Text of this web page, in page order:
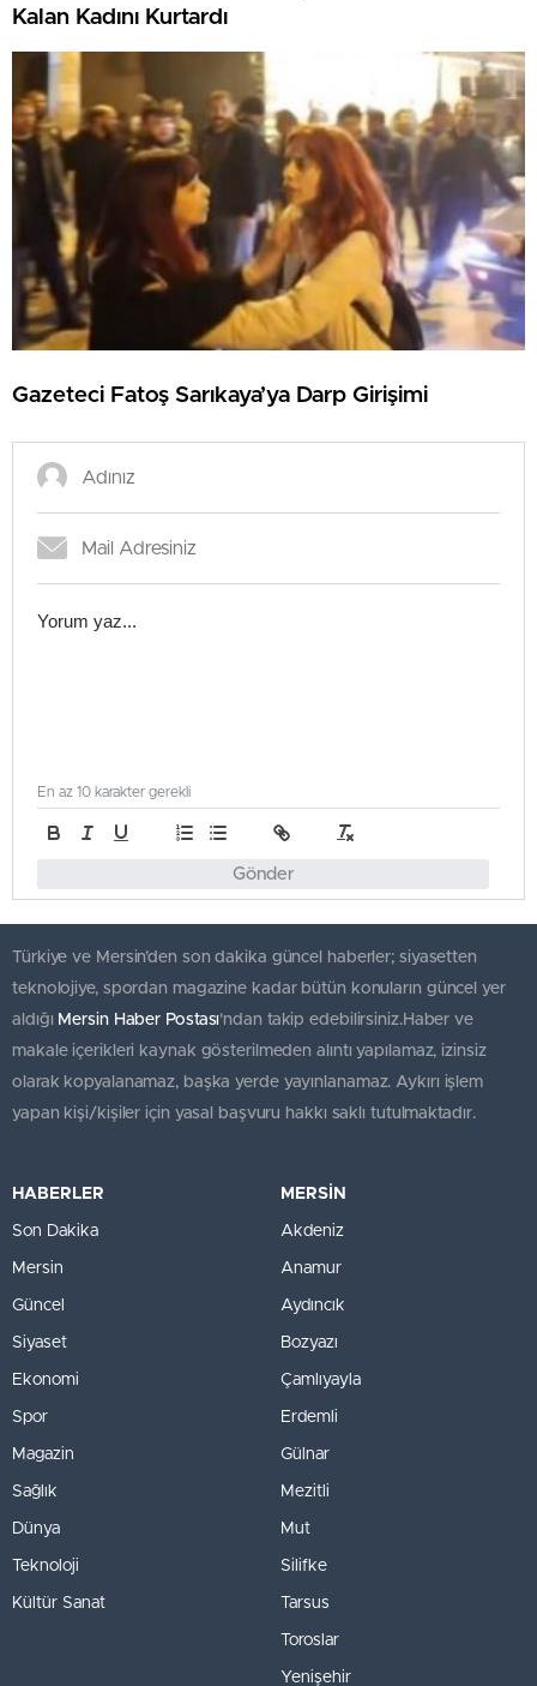
Kalan Kadını Kurtardı
Gazeteci Fatoş Sarıkaya’ya Darp Girişimi
Gönder
En az 10 karakter gerekli
Türkiye ve Mersin’den son dakika güncel haberler; siyasetten
teknolojiye, spordan magazine kadar bütün konuların güncel yer
aldığı Mersin Haber Postası'ndan takip edebilirsiniz.Haber ve
makale içerikleri kaynak gösterilmeden alıntı yapılamaz, izinsiz
olarak kopyalanamaz, başka yerde yayınlanamaz. Aykırı işlem
yapan kişi/kişiler için yasal başvuru hakkı saklı tutulmaktadır.
HABERLER
Son Dakika
Mersin
Güncel
Siyaset
Ekonomi
Spor
Magazin
Sağlık
Dünya
Teknoloji
Kültür Sanat
MERSİN
Akdeniz
Anamur
Aydıncık
Bozyazı
Çamlıyayla
Erdemli
Gülnar
Mezitli
Mut
Silifke
Tarsus
Toroslar
Yenişehir